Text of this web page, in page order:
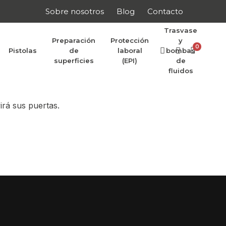
Sobre nosotros Blog Contacto
Pistolas
Preparación
de
superficies
Protección
laboral
(EPI)
Trasvase
y
bombas
de
fluidos
0
anunciar
sus puertas.